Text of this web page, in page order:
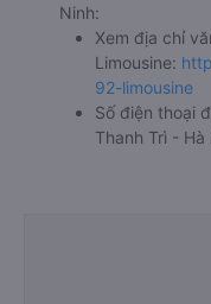
Ninh:
Xem địa chỉ
Limousine:
92-limousine
Số điện thoại
Thanh Trì - Hà